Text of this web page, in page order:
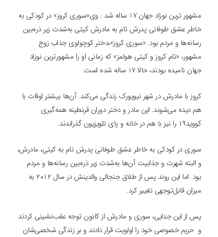
مشهور ترین نوزاد جهان 17 ساله شد : وی«سوری کروز» در کودکی به
خاطر عشق طوفانی پدرش تام به مادرش کیتی به‌شدت زیر ذره‌بین
رسانه‌ها و مردم بود. «سوری کروز»،دختر کوچولوی جذاب زوج
مشهور، «تام کروز و کیتی هولمز» که زمانی او را مشهورترین نوزاد
جهان نامیده بودند، حالا ۱۷ ساله شده است.
کروز با مادرش در شهر نیویورک زندگی می‌کند. آن‌ها بیشتر اوقات با
هم دیده می‌شوند. این مادر و دختر دوران قرنطینه همه‌گیری
کووید۱۹ را نیز با هم در خانه و پای تلویزیون گذراندند.
سوری در کودکی به خاطر عشق طوفانی پدرش تام به کیتی، مادرش،
و البته شهرت و جذابیت آن‌ها به‌شدت زیر ذره‌بین رسانه‌ها و مردم
بود. اما این روند پس از طلاق جنجالی والدینش در سال ۲۰۱۲ به
میزان قابل‌توجهی تغییر کرد.
پس از این جدایی، سوری و مادرش از کانون توجه عقب‌نشینی کردند
و حریم خصوصی خود را اولویت قرار دادند و بر زندگی شخصی‌شان